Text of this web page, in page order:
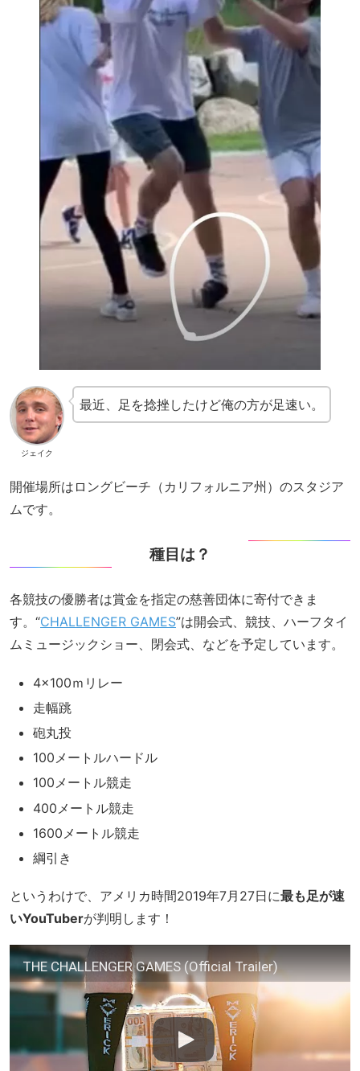
ジェイク
最近、足を捻挫したけど俺の方が足速い。
開催場所はロングビーチ（カリフォルニア州）のスタジア
ムです。
種目は？
各競技の優勝者は賞金を指定の慈善団体に寄付できま
す。“CHALLENGER GAMES”は開会式、競技、ハーフタイ
ムミュージックショー、閉会式、などを予定しています。
4×100ｍリレー
走幅跳
砲丸投
100メートルハードル
100メートル競走
400メートル競走
1600メートル競走
綱引き
というわけで、アメリカ時間2019年7月27日に最も足が速
いYouTuberが判明します！
THE CHALLENGER GAMES (Official Trailer)